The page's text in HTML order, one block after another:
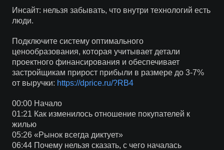
Инсайт: нельзя забывать, что внутри технологий есть
люди.
Подключите систему оптимального
ценообразования, которая учитывает детали
проектного финансирования и обеспечивает
застройщикам прирост прибыли в размере до 3-7%
от выручки: https://dprice.ru/?RB4
00:00 Начало
01:21 Как изменилось отношение покупателей к
жилью
05:26 «Рынок всегда диктует»
06:44 Почему нельзя сказать, с чего началась